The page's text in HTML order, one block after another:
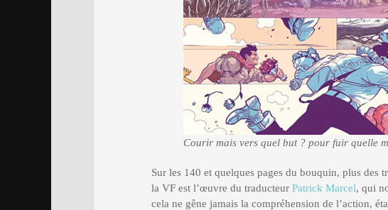
Courir mais vers quel but ? pour fuir quelle
Sur les 140 et quelques pages du bouquin, plus des
la VF est l’œuvre du traducteur Patrick Marcel, qui
cela ne gêne jamais la compréhension de l’action,